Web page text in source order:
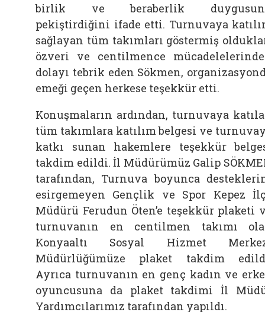
birlik ve beraberlik
pekiştirdiğini ifade etti. Turnuvaya
sağlayan tüm takımları göstermiş
özveri ve centilmence
dolayı tebrik eden Sökmen,
emeği geçen herkese teşekkür etti.
Konuşmaların ardından, turnuvaya
tüm takımlara katılım belgesi ve
katkı sunan hakemlere teşekkür
takdim edildi. İl Müdürümüz Galip
tarafından, Turnuva boyunca
esirgemeyen Gençlik ve Spor Kepez
Müdürü Ferudun Öten’e teşekkür plaketi
turnuvanın en centilmen takımı
Konyaaltı Sosyal Hizmet
Müdürlüğümüze plaket takdim
Ayrıca turnuvanın en genç kadın ve
oyuncusuna da plaket takdimi İl
Yardımcılarımız tarafından yapıldı.